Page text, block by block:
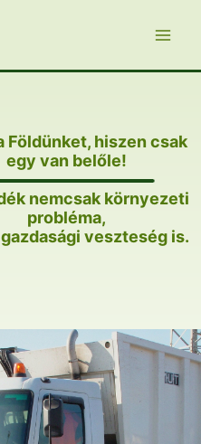
Földünket, hiszen csak
egy van belőle!
nemcsak környezeti
probléma,
veszteség is.